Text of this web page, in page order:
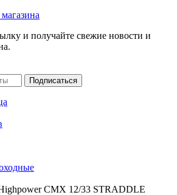
и получайте свежие новости и
CMX 12/33 STRADDLE